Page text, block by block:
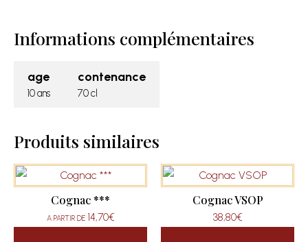
Informations complémentaires
age
10 ans
contenance
70 cl
Produits similaires
Cognac ***
A PARTIR DE 14,70€
Cognac VSOP
38,80€